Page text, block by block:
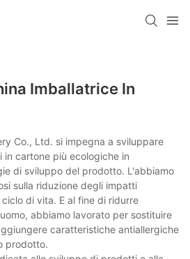
Imballatrice In
Co., Ltd. si impegna a sviluppare
cartone più ecologiche in
di sviluppo del prodotto. L'abbiamo
sulla riduzione degli impatti
di vita. E al fine di ridurre
abbiamo lavorato per sostituire
caratteristiche antiallergiche
prodotto.